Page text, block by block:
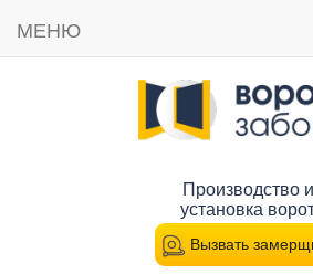
Производство и
установка
Вызвать
МЕНЮ